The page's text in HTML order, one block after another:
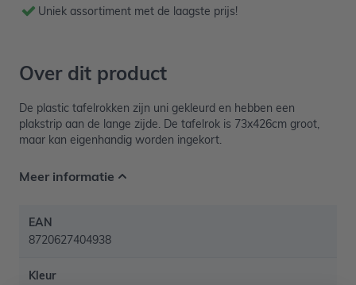
Uniek assortiment met de laagste prijs!
Over dit product
De plastic tafelrokken zijn uni gekleurd en hebben een
plakstrip aan de lange zijde. De tafelrok is 73x426cm groot,
maar kan eigenhandig worden ingekort.
Meer informatie
EAN
8720627404938
Kleur